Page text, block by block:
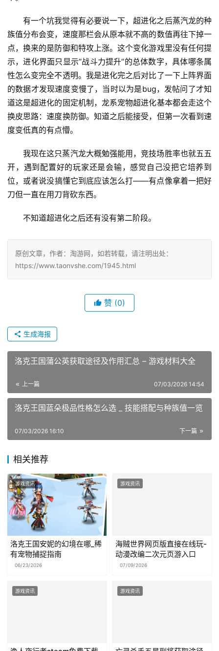
有一个坑我觉得有必要说一下，超进化之后蒸汽龙的种
族值分布会变，速度那栏会从原本就不高的数值再往下掉一
点，换来的是防御和特攻上涨。这个变化游戏里没有任何提
示，进化界面只显示”战斗力提升”的总体数字，具体哪条属
性怎么变完全不透明。我是进化完之后对比了一下上阵界面
的数据才发现速度变慢了，当时以为是bug，发帖问了才知
道这是超进化的固定机制，龙系宠物超进化基本都会走这个
换皮思路：速度换防御。知道之后能接受，但第一次看到速
度变低真的有点懵。
我现在这只蒸汽龙大概勉强能用，竞技场胜率也就五五
开，遇到配置好的玩家还是会输，感觉自己没把它培养到
位，或者说没搞懂它到底应该怎么打——有点像拿着一把好
刀但一直在用刀背砍东西。
不知道超进化之后还有没有第二阶段。
原创文章，作者：淘游网，如若转载，请注明出处：
https://www.taonvshe.com/1945.html
赞 (0)
生成海报
洛克王国蒲公英获取途径及作用汇总 – 游戏材料大全
上一篇 07/03/2026 14:54
洛克王国蓝朵极品性格怎么选 _ 技能搭配与种族值一览
下一篇
07/03/2026 16:10
相关推荐
游戏资讯
洛克王国安妮的幻境在哪_稀
有宠物捕捉指南
06/23/2026
游戏资讯
海贼世界网页版直接在线玩-
动漫改编二次元页游入口
07/09/2026
游戏资讯 游戏资讯